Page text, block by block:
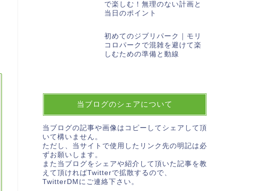
で楽しむ！無理のない計画と
当日のポイント
初めてのジブリパーク｜モリ
コロパークで混雑を避けて楽
しむための準備と動線
当ブログのシェアについて
当ブログの記事や画像はコピーしてシェアして頂
いて構いません。
ただし、当サイトで使用したリンク先の明記は必
ずお願いします。
また当ブログをシェアや紹介して頂いた記事を教
えて頂ければTwitterで拡散するので、
TwitterDMにご連絡下さい。